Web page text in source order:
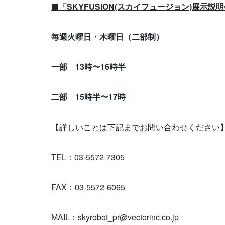
■「SKYFUSION(スカイフュージョン)展示説
毎週火曜日・木曜日（二部制）
一部 13時〜16時半
二部 15時半〜17時
【詳しいことは下記までお問い合わせください
TEL：03-5572-7305
FAX：03-5572-6065
MAIL：skyrobot_pr@vectorinc.co.jp